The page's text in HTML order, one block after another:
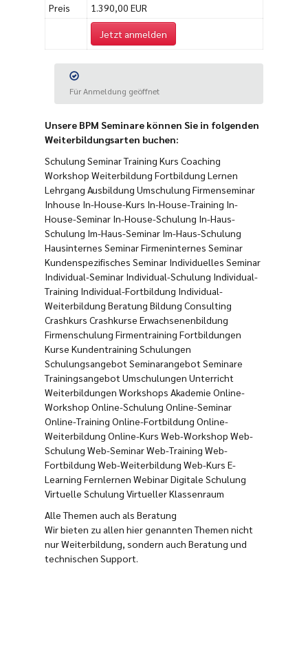
Preis
1.390,00 EUR
Jetzt anmelden
Für Anmeldung geöffnet
Unsere BPM Seminare können Sie in folgenden
Weiterbildungsarten buchen:
Schulung Seminar Training Kurs Coaching
Workshop Weiterbildung Fortbildung Lernen
Lehrgang Ausbildung Umschulung Firmenseminar
Inhouse In-House-Kurs In-House-Training In-
House-Seminar In-House-Schulung In-Haus-
Schulung Im-Haus-Seminar Im-Haus-Schulung
Hausinternes Seminar Firmeninternes Seminar
Kundenspezifisches Seminar Individuelles Seminar
Individual-Seminar Individual-Schulung Individual-
Training Individual-Fortbildung Individual-
Weiterbildung Beratung Bildung Consulting
Crashkurs Crashkurse Erwachsenenbildung
Firmenschulung Firmentraining Fortbildungen
Kurse Kundentraining Schulungen
Schulungsangebot Seminarangebot Seminare
Trainingsangebot Umschulungen Unterricht
Weiterbildungen Workshops Akademie Online-
Workshop Online-Schulung Online-Seminar
Online-Training Online-Fortbildung Online-
Weiterbildung Online-Kurs Web-Workshop Web-
Schulung Web-Seminar Web-Training Web-
Fortbildung Web-Weiterbildung Web-Kurs E-
Learning Fernlernen Webinar Digitale Schulung
Virtuelle Schulung Virtueller Klassenraum
Alle Themen auch als Beratung
Wir bieten zu allen hier genannten Themen nicht
nur Weiterbildung, sondern auch Beratung und
technischen Support.